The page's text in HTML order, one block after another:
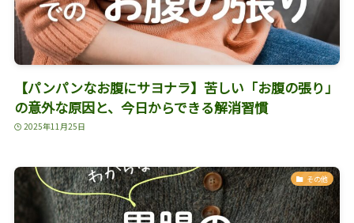
【パンパンなお腹にサヨナラ】苦しい「お腹の張り」
の意外な原因と、今日からできる解消習慣
2025年11月25日
その他